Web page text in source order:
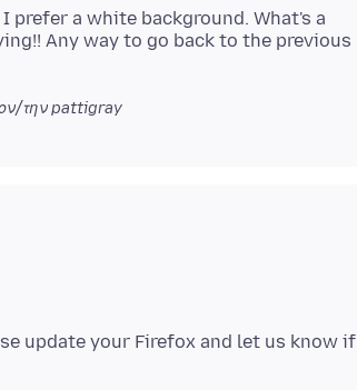
prefer a white background. What's a
Any way to go back to the previous
την pattigray
update your Firefox and let us know if